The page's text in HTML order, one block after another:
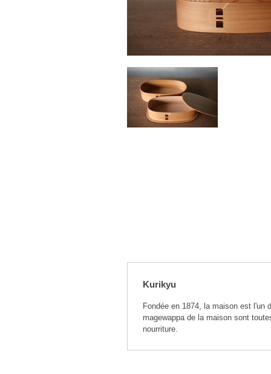
Kurikyu
Fondée en 1874, la maison est l'un
magewappa de la maison sont
nourriture.